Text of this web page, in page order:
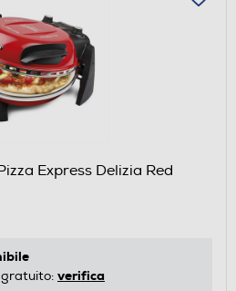
Express Delizia Red
verifica